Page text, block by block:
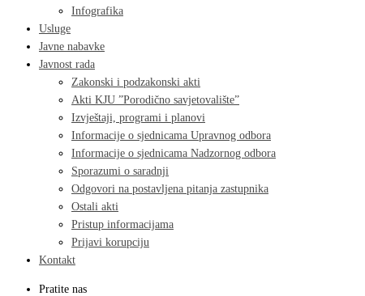
Infografika
Usluge
Javne nabavke
Javnost rada
Zakonski i podzakonski akti
Akti KJU ”Porodično savjetovalište”
Izvještaji, programi i planovi
Informacije o sjednicama Upravnog odbora
Informacije o sjednicama Nadzornog odbora
Sporazumi o saradnji
Odgovori na postavljena pitanja zastupnika
Ostali akti
Pristup informacijama
Prijavi korupciju
Kontakt
Pratite nas